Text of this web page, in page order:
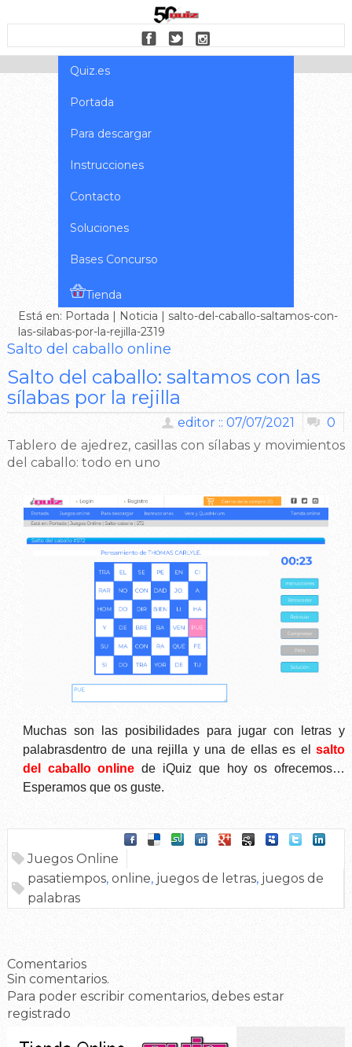
Quiz.es
Portada
Para descargar
Instrucciones
Contacto
Soluciones
Bases Concurso
Tienda
Está en: Portada | Noticia | salto-del-caballo-saltamos-con-
las-silabas-por-la-rejilla-2319
Salto del caballo online
Salto del caballo: saltamos con las
sílabas por la rejilla
0
editor :: 07/07/2021
Tablero de ajedrez, casillas con sílabas y movimientos
del caballo: todo en uno
Muchas son las posibilidades para jugar con letras y
palabrasdentro de una rejilla y una de ellas es elsalto
del caballo online de iQuiz que hoy os ofrecemos…
Esperamos que os guste.
Juegos Online
pasatiempos, online, juegos de letras, juegos de
palabras
Comentarios
Sin comentarios.
Para poder escribir comentarios, debes estar
registrado